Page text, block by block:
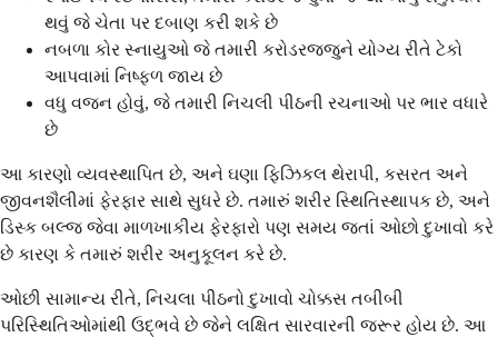
થવું જે ચેતા પર દબાણ કરી શકે છે
નબળા કોર સ્નાયુઓ જે તમારી કરોડરજ્જુને યોગ્ય રીતે ટેકો
આપવામાં નિષ્ફળ જાય છે
વધુ વજન હોવું, જે તમારી નિચલી પીઠની રચનાઓ પર ભાર વધારે
છે
આ કારણો વ્યવસ્થાપિત છે, અને ઘણા ફિઝિકલ થેરાપી, કસરત અને
જીવનશૈલીમાં ફેરફાર સાથે સુધરે છે. તમારું શરીર સ્થિતિસ્થાપક છે, અને
ડિસ્ક બલ્જ જેવા માળખાકીય ફેરફારો પણ સમય જતાં ઓછો દુખાવો કરે
છે કારણ કે તમારું શરીર અનુકૂલન કરે છે.
ઓછી સામાન્ય રીતે, નિચલા પીઠનો દુખાવો ચોક્કસ તબીબી
પરિસ્થિતિઓમાંથી ઉદ્ભવે છે જેને લક્ષિત સારવારની જરૂર હોય છે. આ